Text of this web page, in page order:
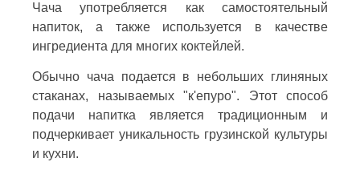
Чача употребляется как самостоятельный
напиток, а также используется в качестве
ингредиента для многих коктейлей.
Обычно чача подается в небольших глиняных
стаканах, называемых "к'епуро". Этот способ
подачи напитка является традиционным и
подчеркивает уникальность грузинской культуры
и кухни.